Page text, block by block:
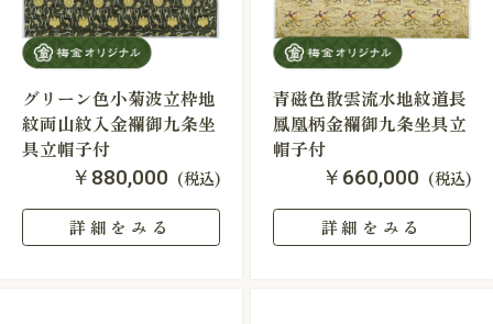
グリーン色小菊波立枠地
紋両山紋入金襴御九条坐
具立帽子付
￥880,000 (税込)
詳細をみる
青磁色散雲流水地紋道長
鳳凰柄金襴御九条坐具立
帽子付
￥660,000 (税込)
詳細をみる